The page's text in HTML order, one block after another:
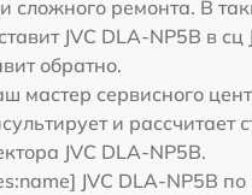
сложного ремонта. В
JVC DLA-NP5B в сц
обратно.
мастер сервисного
и рассчитает
JVC DLA-NP5B.
JVC DLA-NP5B